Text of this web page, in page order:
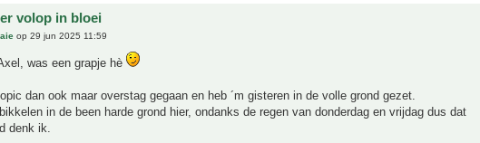
volop in bloei
op 29 jun 2025 11:59
was een grapje hè
dan ook maar overstag gegaan en heb ´m gisteren in de volle grond gezet.
in de been harde grond hier, ondanks de regen van donderdag en vrijdag dus dat
denk ik.